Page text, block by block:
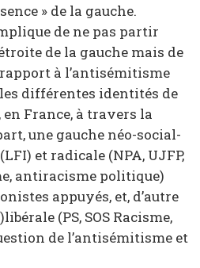
» de la gauche.
de ne pas partir
de la gauche mais de
à l’antisémitisme
différentes identités de
France, à travers la
une gauche néo-social-
et radicale (NPA, UJFP,
antiracisme politique)
appuyés, et, d’autre
(PS, SOS Racisme,
de l’antisémitisme et